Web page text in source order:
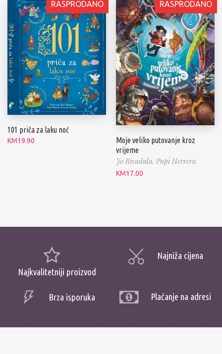
RASPRODANO
101 priča za laku noć
KM19.90
RASPRODANO
Moje veliko putovanje kroz
vrijeme
Jo Rivadula, Pupi Herrera
KM17.00
Najkvalitetniji proizvod
Najniža cijena
Brza isporuka Plaćanje na adresi